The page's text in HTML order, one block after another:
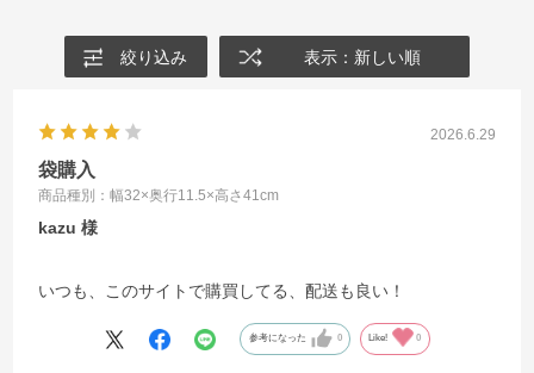
絞り込み 表示：新しい順
2026.6.29
袋購入
商品種別：幅32×奥行11.5×高さ41cm
kazu
いつも、このサイトで購買してる、配送も良い！
参考になった 0 Like! 0